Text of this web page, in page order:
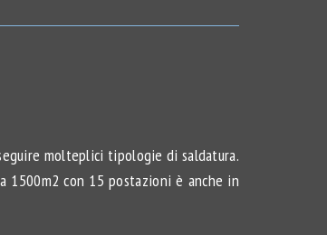
molteplici tipologie di saldatura.
1500m2 con 15 postazioni è anche in